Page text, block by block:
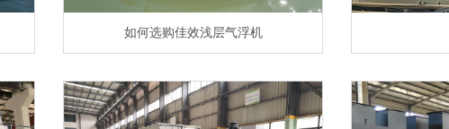
如何选购佳效浅层气浮机